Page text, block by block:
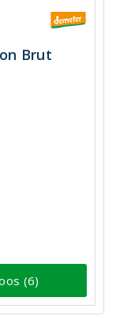
Brut
(6)